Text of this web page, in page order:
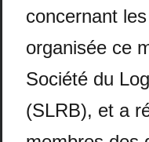
concernant
organisée ce
Société du
(SLRB), et a